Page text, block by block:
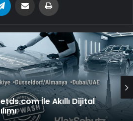
İle Akıllı Dijital